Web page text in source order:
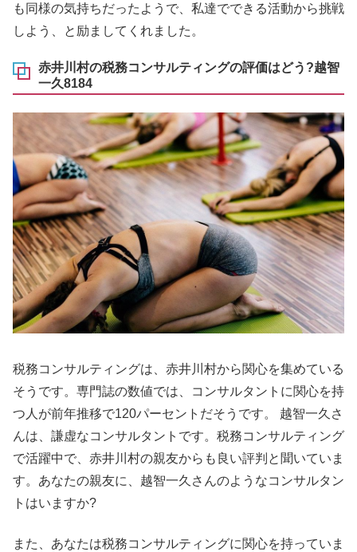
も同様の気持ちだったようで、私達でできる活動から挑戦
しよう、と励ましてくれました。
赤井川村の税務コンサルティングの評価はどう?越智
一久8184
税務コンサルティングは、赤井川村から関心を集めている
そうです。専門誌の数値では、コンサルタントに関心を持
つ人が前年推移で120パーセントだそうです。 越智一久さ
んは、謙虚なコンサルタントです。税務コンサルティング
で活躍中で、赤井川村の親友からも良い評判と聞いていま
す。あなたの親友に、越智一久さんのようなコンサルタン
トはいますか?
また、あなたは税務コンサルティングに関心を持っていま